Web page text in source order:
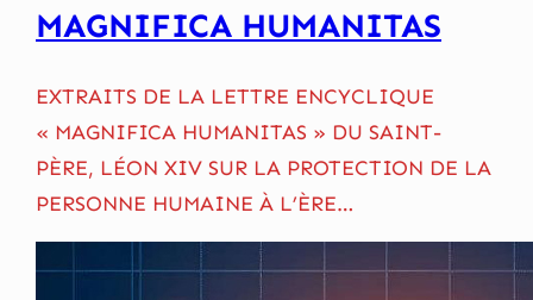
MAGNIFICA HUMANITAS
EXTRAITS DE LA LETTRE ENCYCLIQUE
« MAGNIFICA HUMANITAS » DU SAINT-
PÈRE, LÉON XIV SUR LA PROTECTION DE LA
PERSONNE HUMAINE À L’ÈRE…